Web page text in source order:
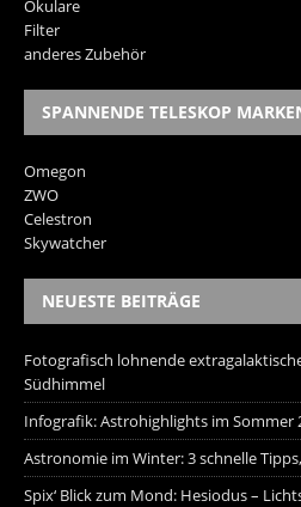
Okulare
Filter
anderes Zubehör
SPANNENDE TELESKOP
Omegon
ZWO
Celestron
Skywatcher
NEUESTE BEITRÄGE
Fotografisch lohnende
Südhimmel
Infografik: Astrohighlights im Sommer
Astronomie im Winter: 3 schnelle
Spix‘ Blick zum Mond: Hesiodus –